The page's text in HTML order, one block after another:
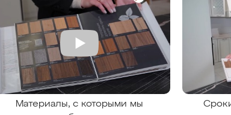
Материалы, с которыми мы